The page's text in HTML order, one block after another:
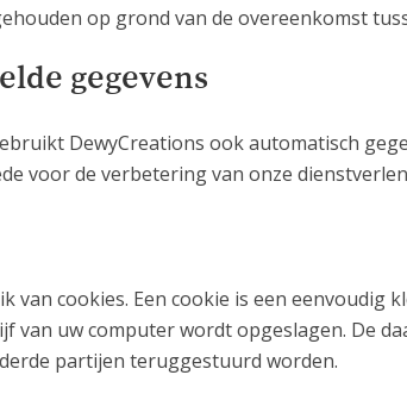
op grond van de overeenkomst
gegevens
DewyCreations ook automatisch
voor de verbetering van onze
van cookies. Een cookie is een eenvoudig
van uw computer wordt opgeslagen. De
partijen teruggestuurd worden.